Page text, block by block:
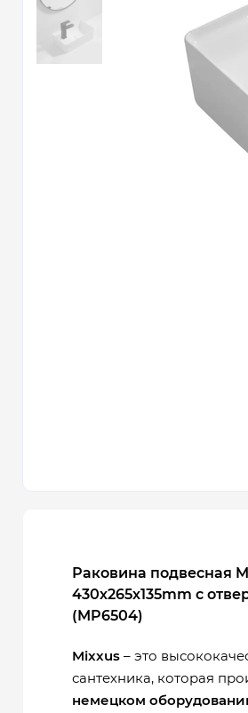
Раковина подвесная
430х265х135mm с
(MP6504)
Mixxus – это
сантехника, которая
немецком